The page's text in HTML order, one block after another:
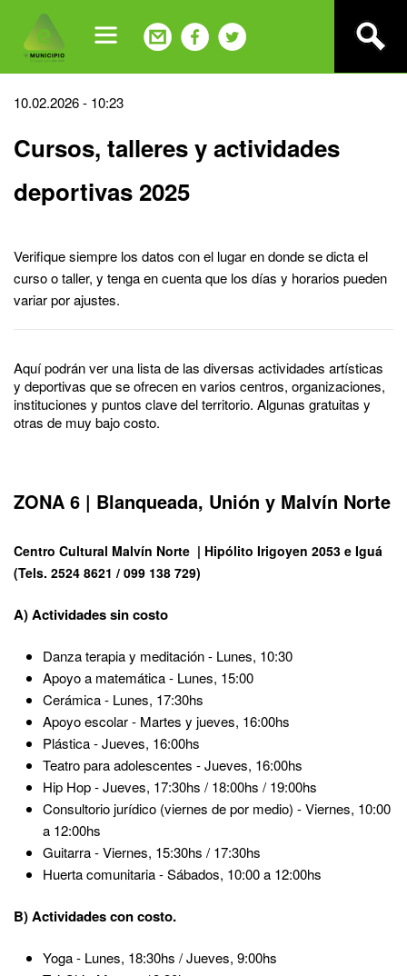
navigation
Back
top
10.02.2026 - 10:23
Cursos, talleres y actividades
deportivas 2025
Verifique siempre los datos con el lugar en donde se dicta el
curso o taller, y tenga en cuenta que los días y horarios pueden
variar por ajustes.
Aquí podrán ver una lista de las diversas actividades artísticas
y deportivas que se ofrecen en varios centros, organizaciones,
instituciones y puntos clave del territorio. Algunas gratuitas y
otras de muy bajo costo.
ZONA 6 | Blanqueada, Unión y Malvín Norte
Centro Cultural Malvín Norte | Hipólito Irigoyen 2053 e Iguá
(Tels. 2524 8621 / 099 138 729)
A) Actividades sin costo
Danza terapia y meditación - Lunes, 10:30
Apoyo a matemática - Lunes, 15:00
Cerámica - Lunes, 17:30hs
Apoyo escolar - Martes y jueves, 16:00hs
Plástica - Jueves, 16:00hs
Teatro para adolescentes - Jueves, 16:00hs
Hip Hop - Jueves, 17:30hs / 18:00hs / 19:00hs
Consultorio jurídico (viernes de por medio) - Viernes, 10:00
a 12:00hs
Guitarra - Viernes, 15:30hs / 17:30hs
Huerta comunitaria - Sábados, 10:00 a 12:00hs
B) Actividades con costo.
Yoga - Lunes, 18:30hs / Jueves, 9:00hs